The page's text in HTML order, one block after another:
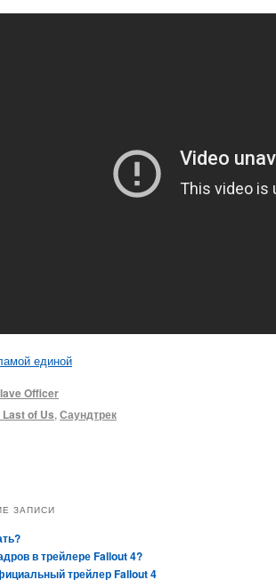
единой
Officer
Last of Us, Саундтрек
ЗАПИСИ
в трейлере Fallout 4?
трейлер Fallout 4